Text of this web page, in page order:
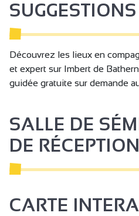
SUGGESTIONS
Découvrez les lieux en
et expert sur Imbert de
guidée gratuite sur demande
SALLE DE
DE RÉCEPTION
CARTE